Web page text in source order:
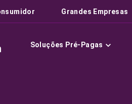
Grandes Empresas
Soluções Pré-Pagas